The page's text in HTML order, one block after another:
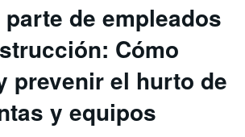
de empleados
Cómo
prevenir el hurto de
y equipos